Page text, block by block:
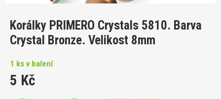
Korálky PRIMERO Crystals 5810. Barva
Crystal Bronze. Velikost 8mm
1 ks v balení
5 Kč